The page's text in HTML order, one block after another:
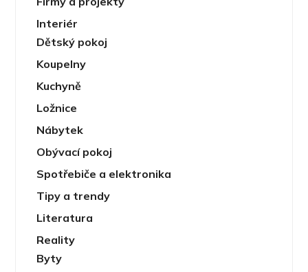
Interiér
Dětský pokoj
Koupelny
Kuchyně
Ložnice
Nábytek
Obývací pokoj
Spotřebiče a elektronika
Tipy a trendy
Literatura
Reality
Byty